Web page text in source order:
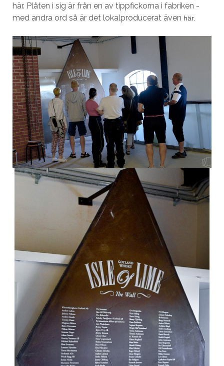
här. Plåten i sig är från en av tippfickorna i fabriken -
med andra ord så är det lokalproducerat även här.